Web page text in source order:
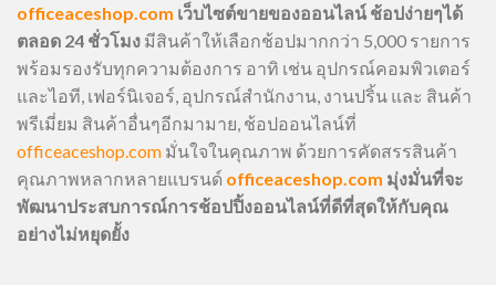
officeaceshop.com เว็บไซต์ขายของออนไลน์ ช้อปง่ายๆได้
ตลอด 24 ชั่วโมง มีสินค้าให้เลือกช้อปมากกว่า 5,000 รายการ
พร้อมรองรับทุกความต้องการ อาทิ เช่น อุปกรณ์คอมพิวเตอร์
และไอที, เฟอร์นิเจอร์, อุปกรณ์สำนักงาน, งานปริ้น และ สินค้า
พรีเมี่ยม สินค้าอื่นๆอีกมามาย, ช้อปออนไลน์ที่
officeaceshop.com มั่นใจในคุณภาพ ด้วยการคัดสรรสินค้า
คุณภาพหลากหลายแบรนด์ officeaceshop.com มุ่งมั่นที่จะ
พัฒนาประสบการณ์การช้อปปิ้งออนไลน์ที่ดีที่สุดให้กับคุณ
อย่างไม่หยุดยั้ง